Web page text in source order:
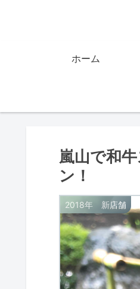
ホーム
嵐山で和
ン！
2018年 新店舗